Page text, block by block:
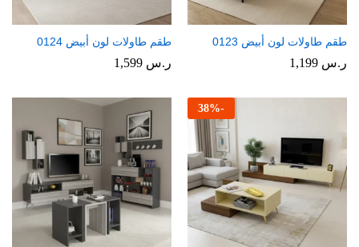
طقم طاولات لون أبيض 0123
ر.س
طقم طاولات لون أبيض 0124
ر.س
-
38%